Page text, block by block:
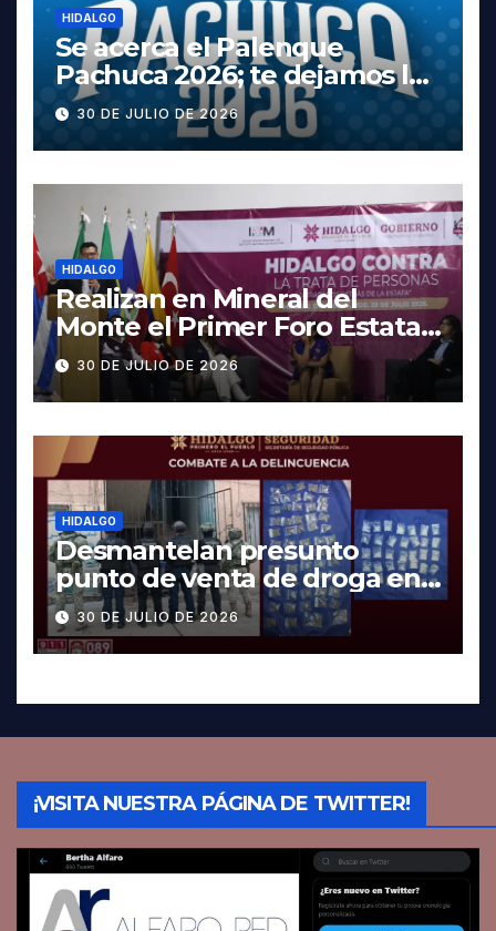
HIDALGO
Se acerca el Palenque
Pachuca 2026; te dejamos la
cartelera completa, las
fechas y los precios
30 DE JULIO DE 2026
HIDALGO
Realizan en Mineral del
Monte el Primer Foro Estatal
contra la Trata de Personas
30 DE JULIO DE 2026
HIDALGO
Desmantelan presunto
punto de venta de droga en
Pachuca; hay dos detenidos
30 DE JULIO DE 2026
¡VISITA NUESTRA PÁGINA DE TWITTER!